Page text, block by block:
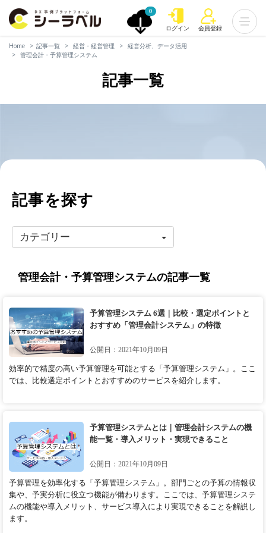
0
ログイン 会員登録
Home 記事一覧 経営・経営管理
経営分析、データ活用
管理会計・予算管理システム
記事一覧
記事を探す
カテゴリー
管理会計・予算管理システムの記事一覧
予算管理システム 6選｜比較・選定ポイントと
おすすめ「管理会計システム」の特徴
公開日：2021年10月09日
効率的で精度の高い予算管理を可能とする「予算管理システム」。ここ
では、比較選定ポイントとおすすめのサービスを紹介します。
予算管理システムとは｜管理会計システムの機
能一覧・導入メリット・実現できること
公開日：2021年10月09日
予算管理を効率化する「予算管理システム」。部門ごとの予算の情報収
集や、予実分析に役立つ機能が備わります。ここでは、予算管理システ
ムの機能や導入メリット、サービス導入により実現できることを解説し
ます。